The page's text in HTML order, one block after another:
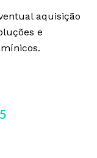
aquisição
e